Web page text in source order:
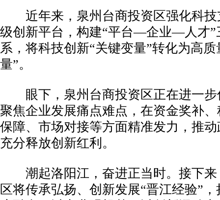
近年来，泉州台商投资区强化科技
级创新平台，构建“平台—企业—人才”
系，将科技创新“关键变量”转化为高
量”。
眼下，泉州台商投资区正在进一步
聚焦企业发展痛点难点，在资金奖补
保障、市场对接等方面精准发力，推
充分释放创新红利。
潮起洛阳江，奋进正当时。接下来
区将传承弘扬、创新发展“晋江经验”